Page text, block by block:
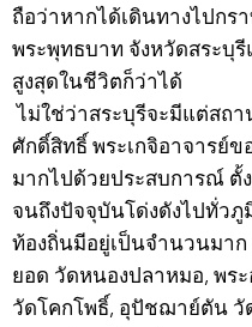
ถือว่าหากได้เดินทางไปกร
พระพุทธบาท จังหวัดสระบุรี
สูงสุดในชีวิตก็ว่าได้
ไม่ใช่ว่าสระบุรีจะมีแต่สถ
ศักดิ์สิทธิ์ พระเกจิอาจารย์ข
มากไปด้วยประสบการณ์ ตั้
จนถึงปัจจุบันโด่งดังไปทั่วภู
ท้องถิ่นมีอยู่เป็นจำนวนมาก
ยอด วัดหนองปลาหมอ, พร
วัดโคกโพธิ์, อุปัชฌาย์ตัน วั